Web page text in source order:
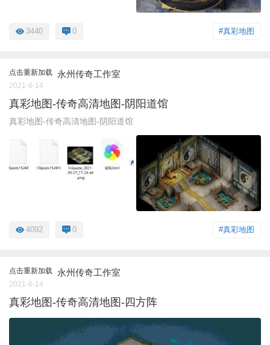
#真彩地图
3440 0
点击重新加载 永州传奇工作室
2021-6-14
真彩地图-传奇高清地图-阴阳道馆
真彩地图-传奇高清地图-阴阳道馆
#真彩地图
4092 0
点击重新加载 永州传奇工作室
2021-6-14
真彩地图-传奇高清地图-四方阵